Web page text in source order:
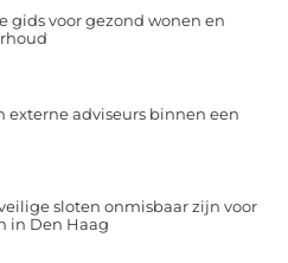
gids voor gezond wonen en
externe adviseurs binnen een
sloten onmisbaar zijn voor
in Den Haag